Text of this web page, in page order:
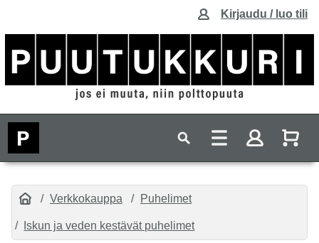
Kirjaudu / luo tili
Verkkokauppa Puhelimet
Iskun ja veden kestävät puhelimet